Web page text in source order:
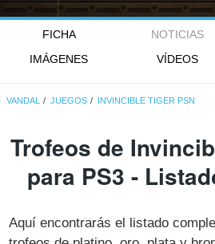
FICHA NOTICIAS
IMÁGENES
VÍDEOS
VANDAL JUEGOS INVINCIBLE TIGER PSN
Trofeos de
para PS3 -
Aquí encontrarás el listado